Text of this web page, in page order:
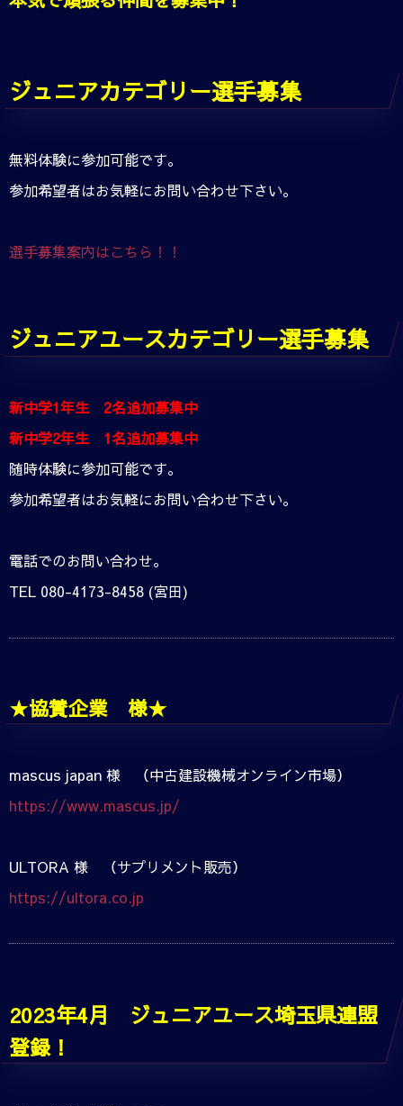
ジュニアカテゴリー選手募集
無料体験に参加可能です。
参加希望者はお気軽にお問い合わせ下さい。
選手募集案内はこちら！！
ジュニアユースカテゴリー選手募集
新中学1年生 2名追加募集中
新中学2年生 1名追加募集中
随時体験に参加可能です。
参加希望者はお気軽にお問い合わせ下さい。
電話でのお問い合わせ。
TEL 080-4173-8458 (宮田)
★協賛企業 様★
mascus japan 様 （中古建設機械オンライン市場）
https://www.mascus.jp/
ULTORA 様 （サプリメント販売）
https://ultora.co.jp
2023年4月 ジュニアユース埼玉県連盟
登録！